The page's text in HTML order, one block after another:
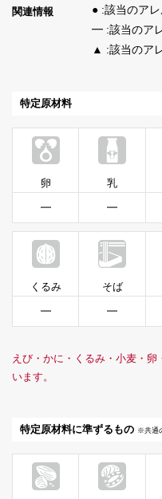
関連情報
● :該当のア
━ :該当のア
▲ :該当のア
特定原材料
卵
━
乳
━
くるみ
━
そば
━
えび・かに・くるみ・小麦・
います。
特定原材料に準ずるもの ※共通